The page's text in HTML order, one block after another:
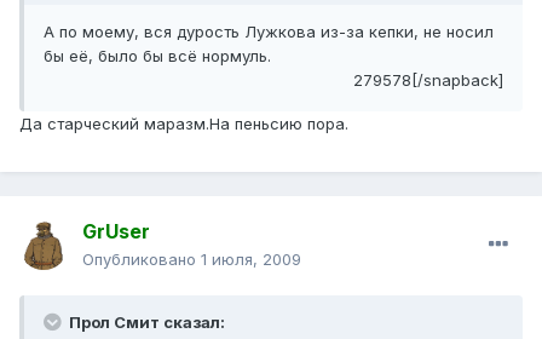
А по моему, вся дурость Лужкова из-за кепки, не носил
бы её, было бы всё нормуль.
279578[/snapback]
Да старческий маразм.На пеньсию пора.
GrUser
Опубликовано 1 июля, 2009
Прол Смит сказал: